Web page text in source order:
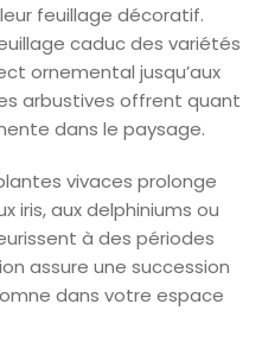
feuillage décoratif.
caduc des variétés
ornemental jusqu’aux
arbustives offrent quant
dans le paysage.
vivaces prolonge
iris, aux delphiniums ou
à des périodes
assure une succession
dans votre espace